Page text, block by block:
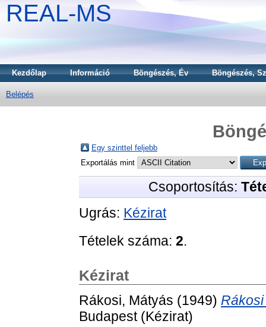
REAL-MS
Kezdőlap Információ Böngészés, Év Böngészés,
Belépés
Egy szinttel feljebb
Exportálás mint
Csoportosítás:
Ugrás: Kézirat
Tételek száma: 2.
Kézirat
Rákosi, Mátyás (1949)
Budapest (Kézirat)